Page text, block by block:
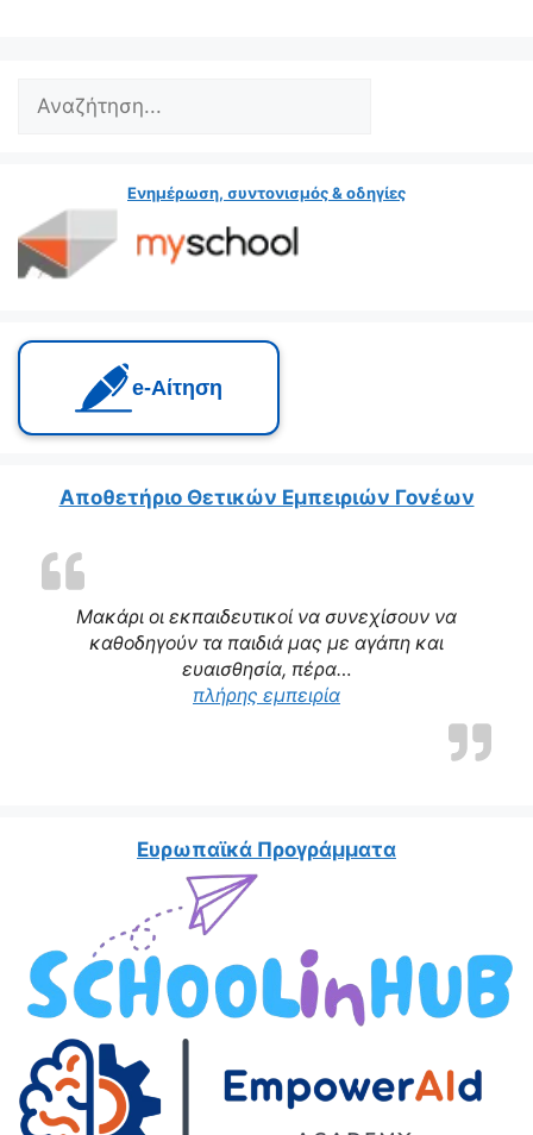
Ενημέρωση, συντονισμός & οδηγίες
e‑Αίτηση
Μακάρι οι εκπαιδευτικοί να συνεχίσουν να
καθοδηγούν τα παιδιά μας με αγάπη και
ευαισθησία, πέρα…
πλήρης εμπειρία
Αποθετήριο Θετικών Εμπειριών Γονέων
Ευρωπαϊκά Προγράμματα